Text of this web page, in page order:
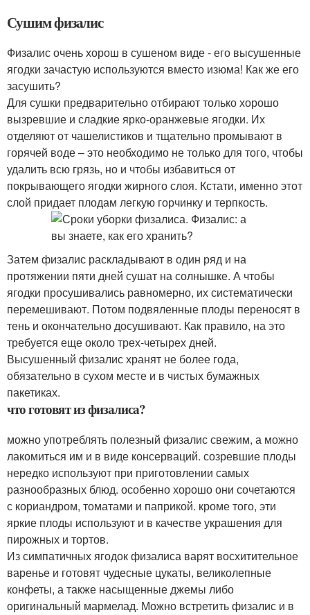
Сушим физалис
Физалис очень хорош в сушеном виде - его высушенные
ягодки зачастую используются вместо изюма! Как же его
засушить?
Для сушки предварительно отбирают только хорошо
вызревшие и сладкие ярко-оранжевые ягодки. Их
отделяют от чашелистиков и тщательно промывают в
горячей воде – это необходимо не только для того, чтобы
удалить всю грязь, но и чтобы избавиться от
покрывающего ягодки жирного слоя. Кстати, именно этот
слой придает плодам легкую горчинку и терпкость.
Затем физалис раскладывают в один ряд и на
протяжении пяти дней сушат на солнышке. А чтобы
ягодки просушивались равномерно, их систематически
перемешивают. Потом подвяленные плоды переносят в
тень и окончательно досушивают. Как правило, на это
требуется еще около трех-четырех дней.
Высушенный физалис хранят не более года,
обязательно в сухом месте и в чистых бумажных
пакетиках.
что готовят из физалиса?
можно употреблять полезный физалис свежим, а можно
лакомиться им и в виде консерваций. созревшие плоды
нередко используют при приготовлении самых
разнообразных блюд. особенно хорошо они сочетаются
с кориандром, томатами и паприкой. кроме того, эти
яркие плоды используют и в качестве украшения для
пирожных и тортов.
Из симпатичных ягодок физалиса варят восхитительное
варенье и готовят чудесные цукаты, великолепные
конфеты, а также насыщенные джемы либо
оригинальный мармелад. Можно встретить физалис и в